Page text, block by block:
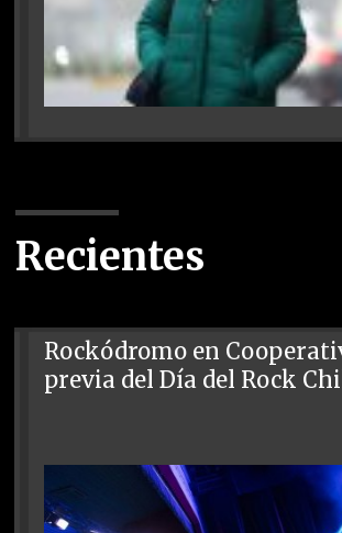
Recientes
Rockódromo en
previa del Día del Rock